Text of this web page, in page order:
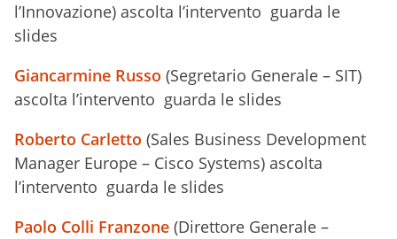
l’Innovazione) ascolta l’intervento guarda le
slides
Giancarmine Russo (Segretario Generale – SIT)
ascolta l’intervento guarda le slides
Roberto Carletto (Sales Business Development
Manager Europe – Cisco Systems) ascolta
l’intervento guarda le slides
Paolo Colli Franzone (Direttore Generale –